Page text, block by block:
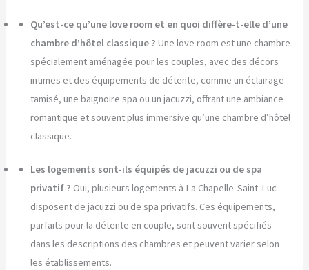
Qu’est-ce qu’une love room et en quoi diffère-t-elle d’une
chambre d’hôtel classique ? Une love room est une chambre
spécialement aménagée pour les couples, avec des décors
intimes et des équipements de détente, comme un éclairage
tamisé, une baignoire spa ou un jacuzzi, offrant une ambiance
romantique et souvent plus immersive qu’une chambre d’hôtel
classique.
Les logements sont-ils équipés de jacuzzi ou de spa
privatif ? Oui, plusieurs logements à La Chapelle-Saint-Luc
disposent de jacuzzi ou de spa privatifs. Ces équipements,
parfaits pour la détente en couple, sont souvent spécifiés
dans les descriptions des chambres et peuvent varier selon
les établissements.